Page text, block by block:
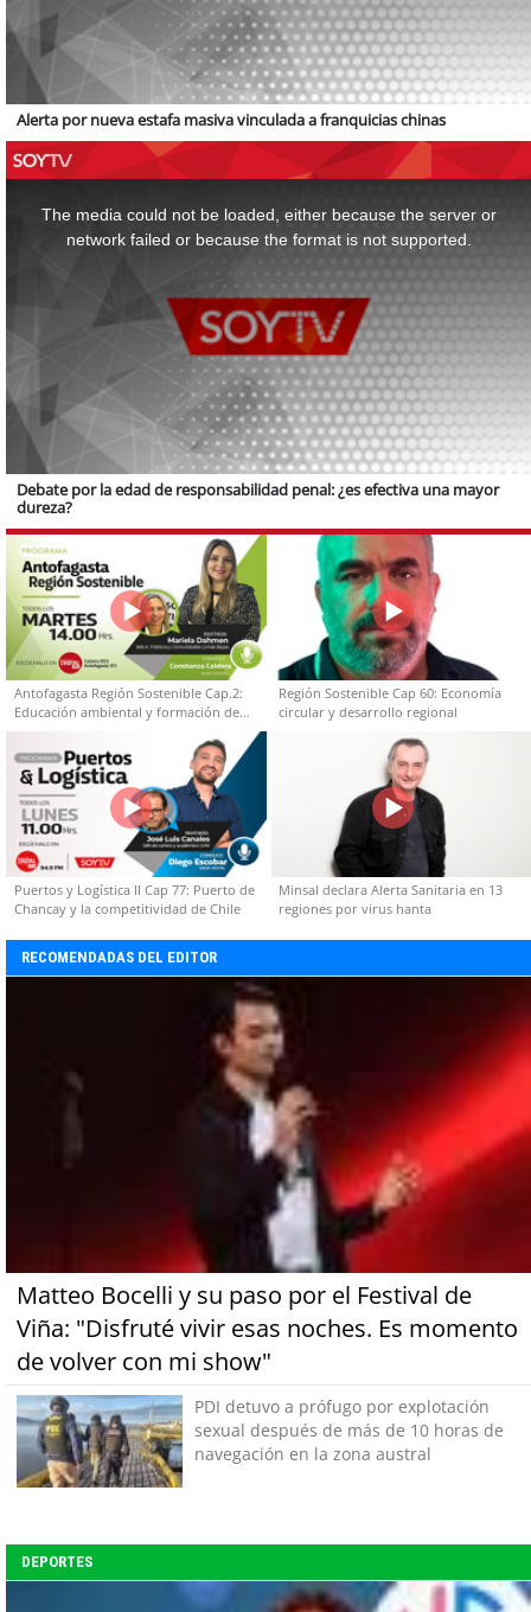
Alerta por nueva estafa masiva vinculada a franquicias chinas
The media could not be loaded, either because the server or
network failed or because the format is not supported.
Debate por la edad de responsabilidad penal: ¿es efectiva una mayor
dureza?
Antofagasta Región Sostenible Cap.2:
Educación ambiental y formación de
capacidades técnicas
Región Sostenible Cap 60: Economía
circular y desarrollo regional
Puertos y Logística II Cap 77: Puerto de
Chancay y la competitividad de Chile
Minsal declara Alerta Sanitaria en 13
regiones por virus hanta
RECOMENDADAS DEL EDITOR
Matteo Bocelli y su paso por el Festival de
Viña: "Disfruté vivir esas noches. Es momento
de volver con mi show"
PDI detuvo a prófugo por explotación
sexual después de más de 10 horas de
navegación en la zona austral
DEPORTES